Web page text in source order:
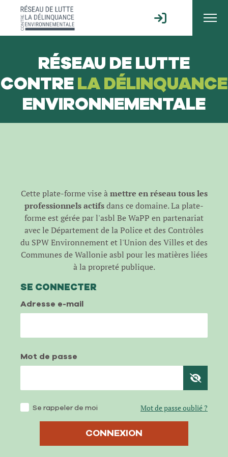
RÉSEAU DE LUTTE
CONTRELA DÉLINQUANCE
ENVIRONNEMENTALE
Cette plate-forme vise àmettre en réseau tous les
professionnels actifsdans ce domaine. La plate-
forme est gérée par l'asbl Be WaPP en partenariat
avec le Département de la Police et des Contrôles
du SPW Environnement et l'Union des Villes et des
Communes de Wallonie asbl pour les matières liées
à la propreté publique.
SE CONNECTER
Adresse e-mail
Mot de passe
Se rappeler de moi Mot de passe oublié ?
CONNEXION